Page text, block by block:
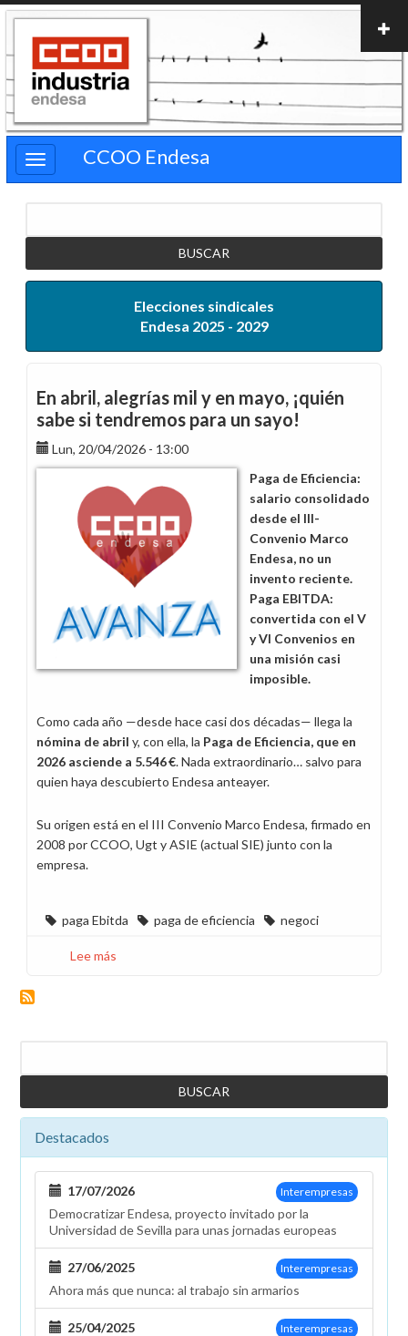
Pasar
contenido
principal
CCOO Endesa
Elecciones sindicales
Endesa 2025 - 2029
En abril, alegrías mil y en mayo, ¡quién
sabe si tendremos para un sayo!
Lun, 20/04/2026 - 13:00
Paga de Eficiencia:
salario consolidado
desde el III-
Convenio Marco
Endesa, no un
invento reciente.
Paga EBITDA:
convertida con el V
y VI Convenios en
una misión casi
imposible.
Como cada año —desde hace casi dos décadas— llega la
nómina de abril y, con ella, la Paga de Eficiencia, que en
2026 asciende a 5.546 €. Nada extraordinario… salvo para
quien haya descubierto Endesa anteayer.
Su origen está en el III Convenio Marco Endesa, firmado en
2008 por CCOO, Ugt y ASIE (actual SIE) junto con la
empresa.
paga Ebitda paga de eficiencia negoci
Lee más
en
¡quién
si
tendremos
para
un
sayo!
Destacados
Interempresas
17/07/2026
Democratizar Endesa, proyecto invitado por la
Universidad de Sevilla para unas jornadas europeas
Interempresas
27/06/2025
Ahora más que nunca: al trabajo sin armarios
Interempresas
25/04/2025